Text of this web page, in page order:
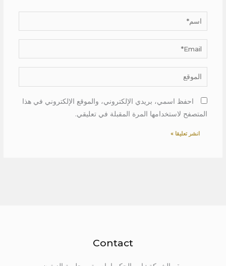
اسم*
Email*
الموقع
احفظ اسمي، بريدي الإلكتروني، والموقع الإلكتروني في هذا
المتصفح لاستخدامها المرة المقبلة في تعليقي.
Contact